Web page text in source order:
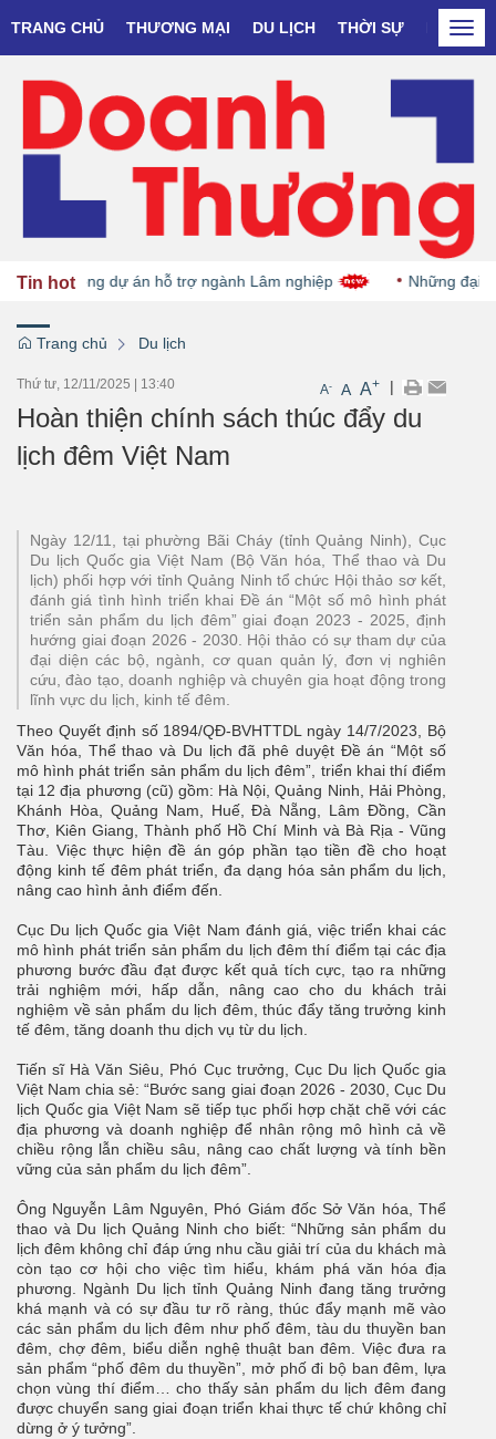
TRANG CHỦ THƯƠNG MẠI DU LỊCH THỜI SỰ DOANH
Tin hot
khởi động dự án hỗ trợ ngành Lâm nghiệp Những đại
Trang chủ Du lịch
Thứ tư, 12/11/2025 13:40 A- A A+ |
Hoàn thiện chính sách thúc đẩy du
lịch đêm Việt Nam
Ngày 12/11, tại phường Bãi Cháy (tỉnh Quảng Ninh), Cục
Du lịch Quốc gia Việt Nam (Bộ Văn hóa, Thể thao và Du
lịch) phối hợp với tỉnh Quảng Ninh tổ chức Hội thảo sơ kết,
đánh giá tình hình triển khai Đề án “Một số mô hình phát
triển sản phẩm du lịch đêm” giai đoạn 2023 - 2025, định
hướng giai đoạn 2026 - 2030. Hội thảo có sự tham dự của
đại diện các bộ, ngành, cơ quan quản lý, đơn vị nghiên
cứu, đào tạo, doanh nghiệp và chuyên gia hoạt động trong
lĩnh vực du lịch, kinh tế đêm.
Theo Quyết định số 1894/QĐ-BVHTTDL ngày 14/7/2023, Bộ
Văn hóa, Thể thao và Du lịch đã phê duyệt Đề án “Một số
mô hình phát triển sản phẩm du lịch đêm”, triển khai thí điểm
tại 12 địa phương (cũ) gồm: Hà Nội, Quảng Ninh, Hải Phòng,
Khánh Hòa, Quảng Nam, Huế, Đà Nẵng, Lâm Đồng, Cần
Thơ, Kiên Giang, Thành phố Hồ Chí Minh và Bà Rịa - Vũng
Tàu. Việc thực hiện đề án góp phần tạo tiền đề cho hoạt
động kinh tế đêm phát triển, đa dạng hóa sản phẩm du lịch,
nâng cao hình ảnh điểm đến.
Cục Du lịch Quốc gia Việt Nam đánh giá, việc triển khai các
mô hình phát triển sản phẩm du lịch đêm thí điểm tại các địa
phương bước đầu đạt được kết quả tích cực, tạo ra những
trải nghiệm mới, hấp dẫn, nâng cao cho du khách trải
nghiệm về sản phẩm du lịch đêm, thúc đẩy tăng trưởng kinh
tế đêm, tăng doanh thu dịch vụ từ du lịch.
Tiến sĩ Hà Văn Siêu, Phó Cục trưởng, Cục Du lịch Quốc gia
Việt Nam chia sẻ: “Bước sang giai đoạn 2026 - 2030, Cục Du
lịch Quốc gia Việt Nam sẽ tiếp tục phối hợp chặt chẽ với các
địa phương và doanh nghiệp để nhân rộng mô hình cả về
chiều rộng lẫn chiều sâu, nâng cao chất lượng và tính bền
vững của sản phẩm du lịch đêm”.
Ông Nguyễn Lâm Nguyên, Phó Giám đốc Sở Văn hóa, Thể
thao và Du lịch Quảng Ninh cho biết: “Những sản phẩm du
lịch đêm không chỉ đáp ứng nhu cầu giải trí của du khách mà
còn tạo cơ hội cho việc tìm hiểu, khám phá văn hóa địa
phương. Ngành Du lịch tỉnh Quảng Ninh đang tăng trưởng
khá mạnh và có sự đầu tư rõ ràng, thúc đẩy mạnh mẽ vào
các sản phẩm du lịch đêm như phố đêm, tàu du thuyền ban
đêm, chợ đêm, biểu diễn nghệ thuật ban đêm. Việc đưa ra
sản phẩm “phố đêm du thuyền”, mở phố đi bộ ban đêm, lựa
chọn vùng thí điểm… cho thấy sản phẩm du lịch đêm đang
được chuyển sang giai đoạn triển khai thực tế chứ không chỉ
dừng ở ý tưởng”.